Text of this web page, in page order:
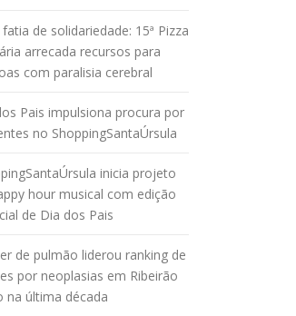
de solidariedade: 15ª Pizza
arrecada recursos para
com paralisia cerebral
Pais impulsiona procura por
no ShoppingSantaÚrsula
inicia projeto
hour musical com edição
de Dia dos Pais
de pulmão liderou ranking de
por neoplasias em Ribeirão
na última década